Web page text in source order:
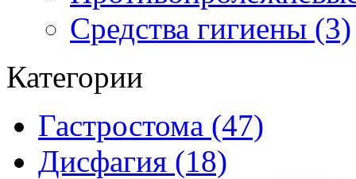
Средства гигиены (3)
Категории
Гастростома (47)
Дисфагия (18)